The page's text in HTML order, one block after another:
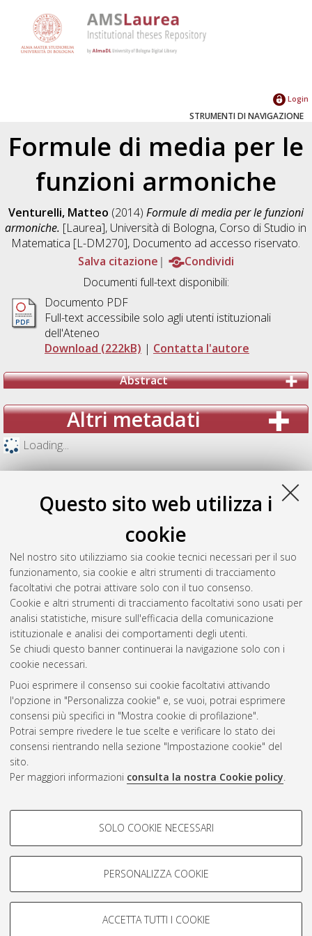
Questo sito web utilizza i
cookie
Nel nostro sito utilizziamo sia cookie tecnici necessari per il suo
funzionamento, sia cookie e altri strumenti di tracciamento
facoltativi che potrai attivare solo con il tuo consenso.
Cookie e altri strumenti di tracciamento facoltativi sono usati per
analisi statistiche, misure sull'efficacia della comunicazione
istituzionale e analisi dei comportamenti degli utenti.
Se chiudi questo banner continuerai la navigazione solo con i
cookie necessari.
Puoi esprimere il consenso sui cookie facoltativi attivando
l'opzione in "Personalizza cookie" e, se vuoi, potrai esprimere
consensi più specifici in "Mostra cookie di profilazione".
Potrai sempre rivedere le tue scelte e verificare lo stato dei
consensi rientrando nella sezione "Impostazione cookie" del
sito.
Per maggiori informazioni consulta la nostra Cookie policy.
COOKIE DI PROFILAZIONE -
Si tratta di cookie utilizzati per analizzare le caratteristiche della
navigazione degli utenti, creare profili in base al loro comportamento
Mostra cookie di profilazione
SOLO COOKIE NECESSARI
PERSONALIZZA COOKIE
ACCETTA TUTTI I COOKIE
Login
STRUMENTI DI NAVIGAZIONE
Formule di media per le
funzioni armoniche
Venturelli, Matteo (2014) Formule di media per le funzioni
armoniche. [Laurea], Università di Bologna, Corso di Studio in
Matematica [L-DM270], Documento ad accesso riservato.
Salva citazione
Condividi
Documenti full-text disponibili:
Documento PDF
Full-text accessibile solo agli utenti istituzionali
dell'Ateneo
Download (222kB) | Contatta l'autore
Abstract
Altri metadati
Loading...
Gestione del documento:
Atom
Rss 1.0
Rss 2.0
AMS Laurea
Impostazioni Cookie
Informativa sulla privacy
Condizioni d’uso del sito